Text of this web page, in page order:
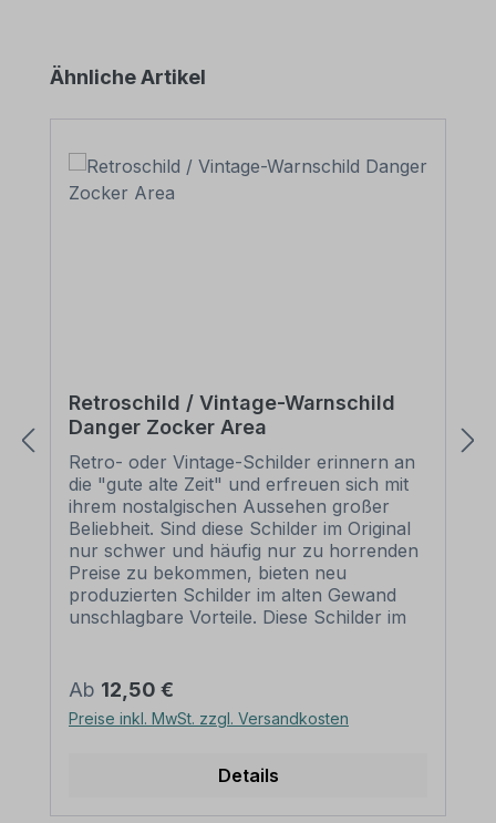
Produktgalerie überspringen
Ähnliche Artikel
Retroschild / Vintage-Warnschild
Danger Zocker Area
Retro- oder Vintage-Schilder erinnern an
die "gute alte Zeit" und erfreuen sich mit
ihrem nostalgischen Aussehen großer
Beliebheit. Sind diese Schilder im Original
nur schwer und häufig nur zu horrenden
Preise zu bekommen, bieten neu
produzierten Schilder im alten Gewand
unschlagbare Vorteile. Diese Schilder im
Motiven oder nur Textinhalten, die je nach
Artikel individuallisiert werden können. Die
Patina (Kratzer und Beschädigungen) ist
dennoch wirken diese Schilder alt, so als
worden. Unsere hochwertigen Retro- und
Regulärer Preis:
Ab 12,50 €
Preise inkl. MwSt. zzgl. Versandkosten
Details